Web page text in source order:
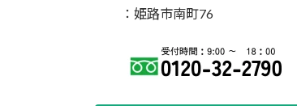
：姫路市南町76